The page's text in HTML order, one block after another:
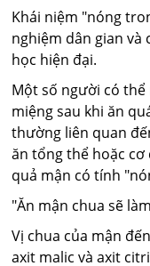
Khái niệm "nóng
nghiệm dân gian
học hiện đại.
Một số người có
miệng sau khi ăn
thường liên quan
ăn tổng thể hoặc
quả mận có tính
"Ăn mận chua sẽ
Vị chua của mận
axit malic và axit